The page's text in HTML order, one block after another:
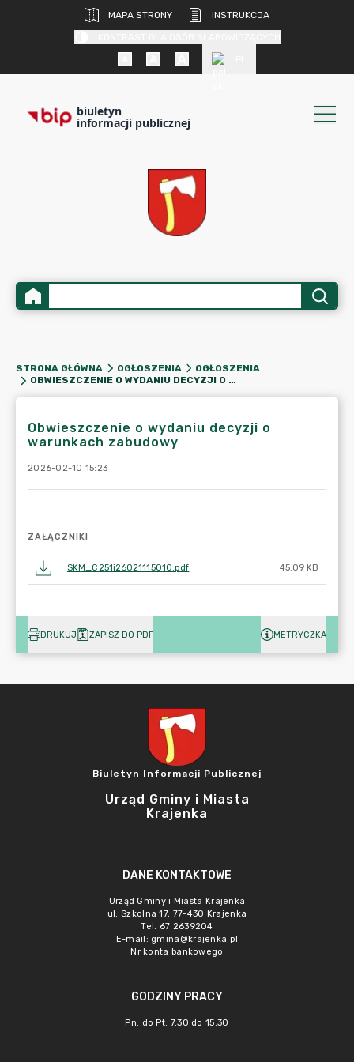
MAPA STRONY
INSTRUKCJA
biuletyn
informacji publicznej
STRONA GŁÓWNA OGŁOSZENIA
OGŁOSZENIA
OBWIESZCZENIE O WYDANIU DECYZJI O WARUNKACH ZABUDOWY
Obwieszczenie o wydaniu decyzji o
warunkach zabudowy
2026-02-10 15:23
ZAŁĄCZNIKI
SKM_C251i26021115010.pdf 45.09 KB
DRUKUJ ZAPISZ DO PDF METRYCZKA
Biuletyn Informacji Publicznej
Urząd Gminy i Miasta
Krajenka
DANE KONTAKTOWE
Urząd Gminy i Miasta Krajenka
ul. Szkolna 17, 77-430 Krajenka
Tel. 67 2639204
E-mail: gmina@krajenka.pl
Nr konta bankowego
GODZINY PRACY
Pn. do Pt. 7.30 do 15.30